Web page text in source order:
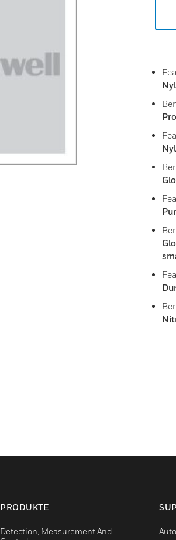
PRODUKTE
Detection, Measurement And